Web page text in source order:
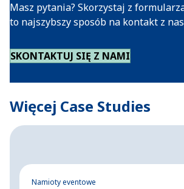
Masz pytania? Skorzystaj z
to najszybszy sposób na kontakt z
SKONTAKTUJ SIĘ Z NAMI
Więcej Case Studies
Namioty eventowe